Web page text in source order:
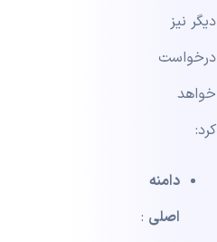
دیگر نیز
درخواست
خواهد
کرد:
دامنه
اصلی :